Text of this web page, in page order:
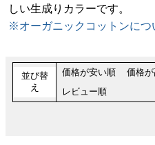
しい生成りカラーです。
※オーガニックコットンにつ
並び替
え
価格が安い順 価格
レビュー順